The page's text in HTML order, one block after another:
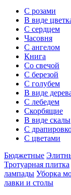
С розами
В виде
С сердцем
Часовня
С ангелом
Книга
Со свечой
С березой
С голубем
В виде
С лебедем
Скорбящие
В виде скалы
С
С цветами
Бюджетные
Тротуарная плитка
лампады Уборка
лавки и столы